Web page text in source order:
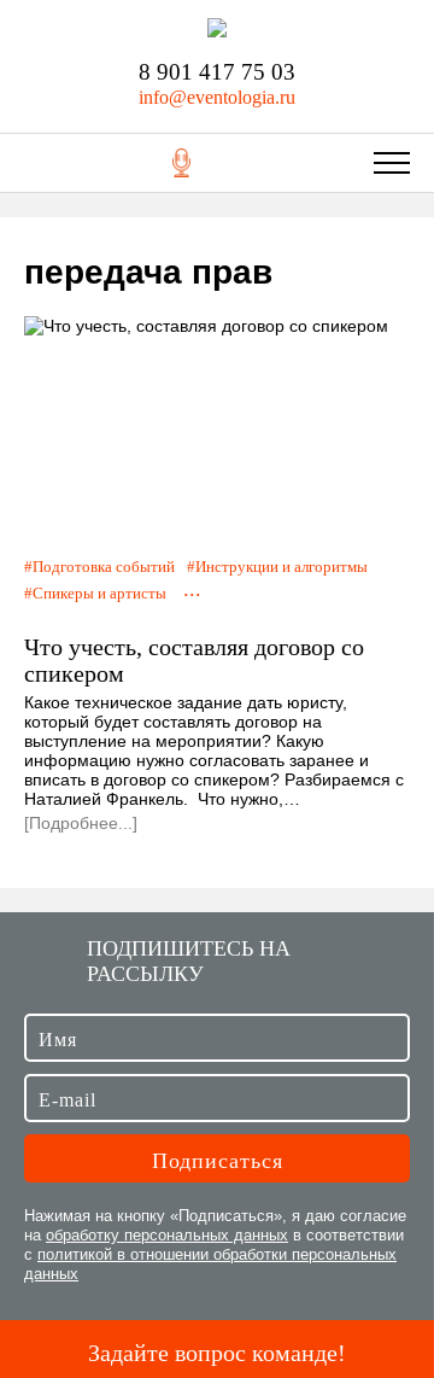
8 901 417 75 03
info@eventologia.ru
передача прав
Подготовка событий
Инструкции и алгоритмы
Спикеры и артисты
...
Что учесть, составляя договор со
спикером
Какое техническое задание дать юристу,
который будет составлять договор на
выступление на мероприятии? Какую
информацию нужно согласовать заранее и
вписать в договор со спикером? Разбираемся с
Наталией Франкель. Что нужно,…
[Подробнее...]
ПОДПИШИТЕСЬ НА
РАССЫЛКУ
Нажимая на кнопку «Подписаться», я даю согласие
на обработку персональных данных в соответствии
с политикой в отношении обработки персональных
данных
Задайте вопрос команде!